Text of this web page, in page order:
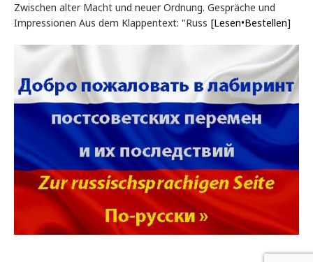
Zwischen alter Macht und neuer Ordnung. Gespräche und
Impressionen Aus dem Klappentext: "Russ [Lesen•Bestellen]